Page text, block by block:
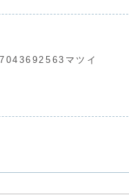
悪質...
マツイ